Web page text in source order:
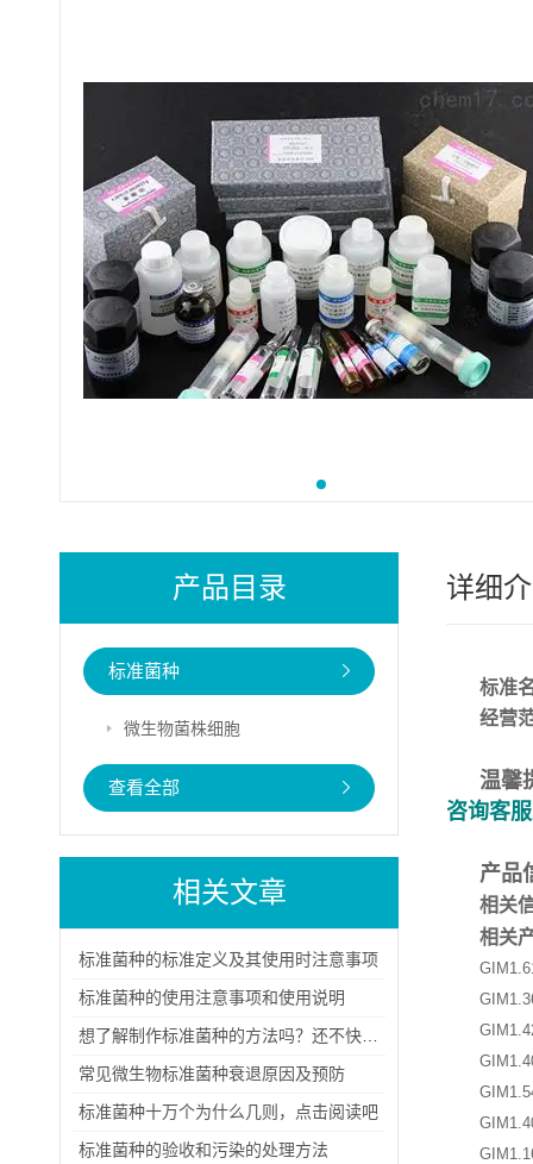
产品目录
标准菌种
微生物菌株细胞
查看全部
相关文章
标准菌种的标准定义及其使用时注意事项
标准菌种的使用注意事项和使用说明
常见微生物标准菌种衰退原因及预防
标准菌种十万个为什么几则，点击阅读吧
标准菌种的验收和污染的处理方法
详细
标准
经营
温馨
咨询客
产品
相关
相关